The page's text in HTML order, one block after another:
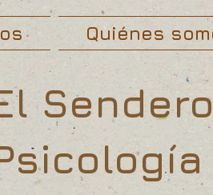
Quiénes
Sendero